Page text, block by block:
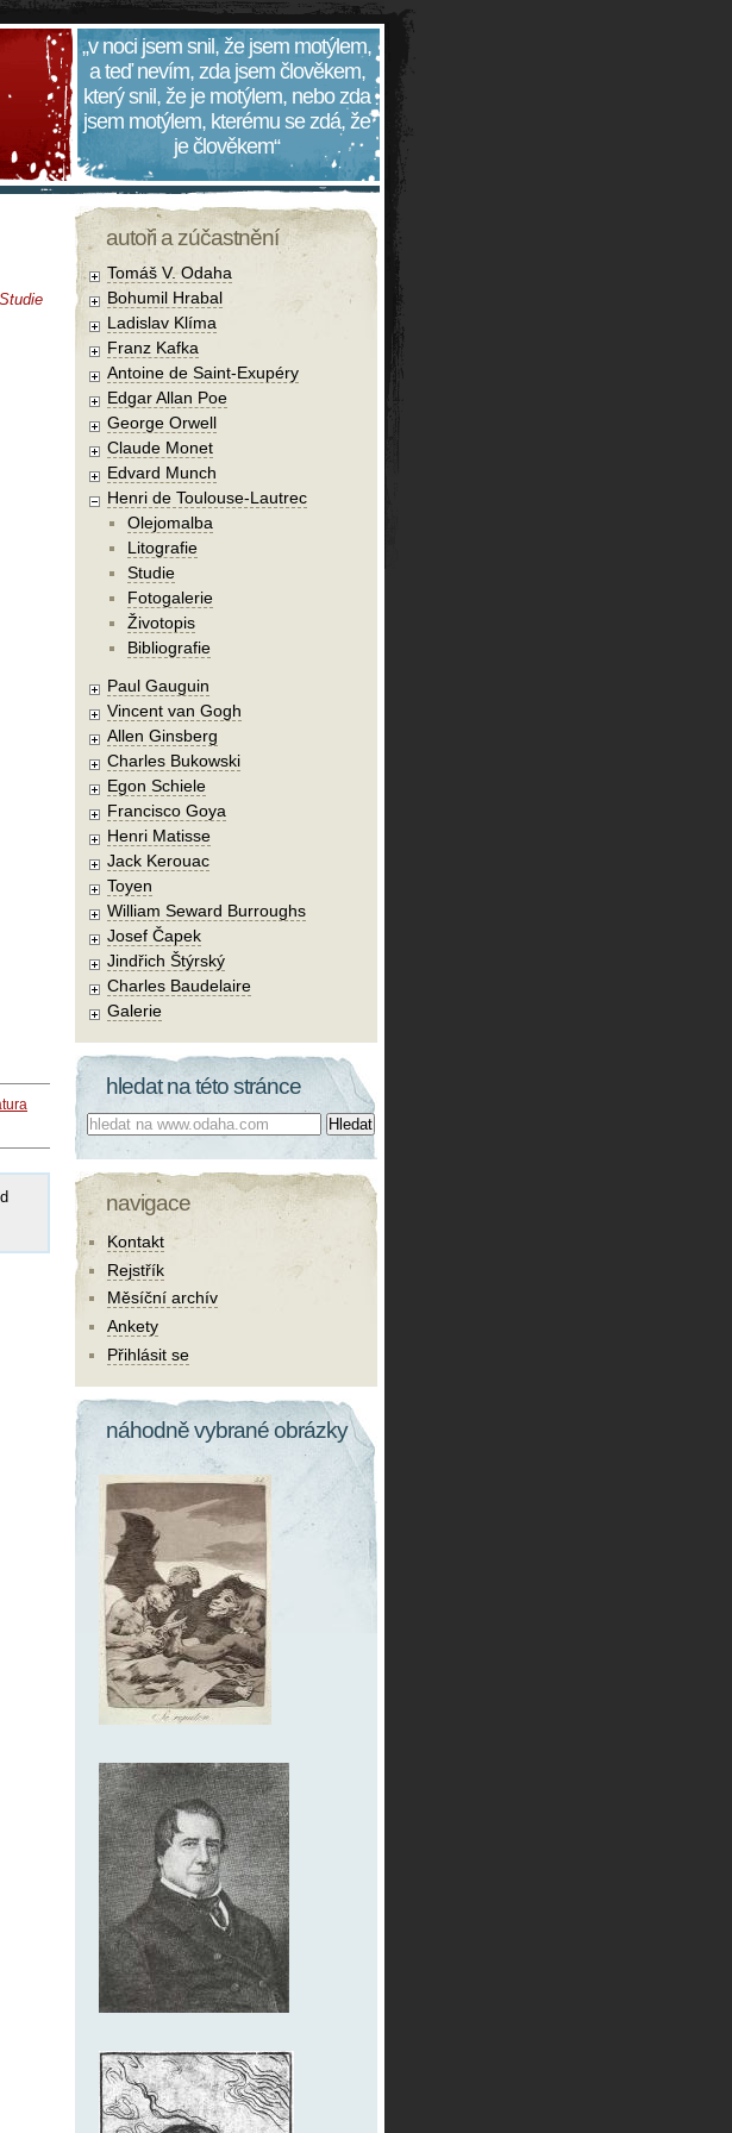
„v noci jsem snil, že jsem motýlem,
a teď nevím, zda jsem člověkem,
který snil, že je motýlem, nebo zda
jsem motýlem, kterému se zdá, že
je člověkem“
Studie
autoři a zúčastnění
Tomáš V. Odaha
Bohumil Hrabal
Ladislav Klíma
Franz Kafka
Antoine de Saint-Exupéry
Edgar Allan Poe
George Orwell
Claude Monet
Edvard Munch
Henri de Toulouse-Lautrec
Olejomalba
Litografie
Studie
Fotogalerie
Životopis
Bibliografie
Paul Gauguin
Vincent van Gogh
Allen Ginsberg
Charles Bukowski
Egon Schiele
Francisco Goya
Henri Matisse
Jack Kerouac
Toyen
William Seward Burroughs
Josef Čapek
Jindřich Štýrský
Charles Baudelaire
Galerie
hledat na této stránce
Co hledat:
navigace
Kontakt
Rejstřík
Měsíční archív
Ankety
Přihlásit se
náhodně vybrané obrázky